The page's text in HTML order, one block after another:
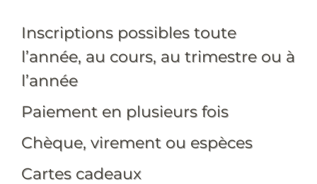
Inscriptions possibles toute
l’année, au cours, au trimestre ou à
l’année
Paiement en plusieurs fois
Chèque, virement ou espèces
Cartes cadeaux